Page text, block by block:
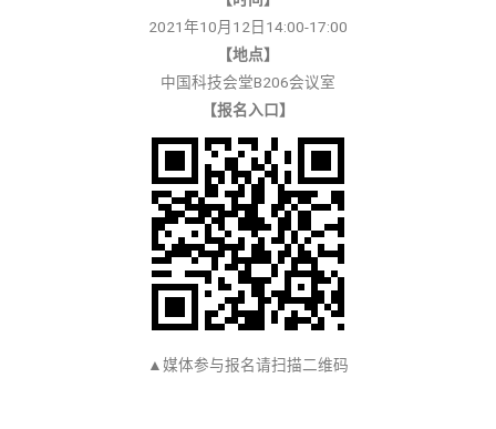
2021年10月12日14:00-17:00
【地点】
中国科技会堂B206会议室
【报名入口】
▲媒体参与报名请扫描二维码